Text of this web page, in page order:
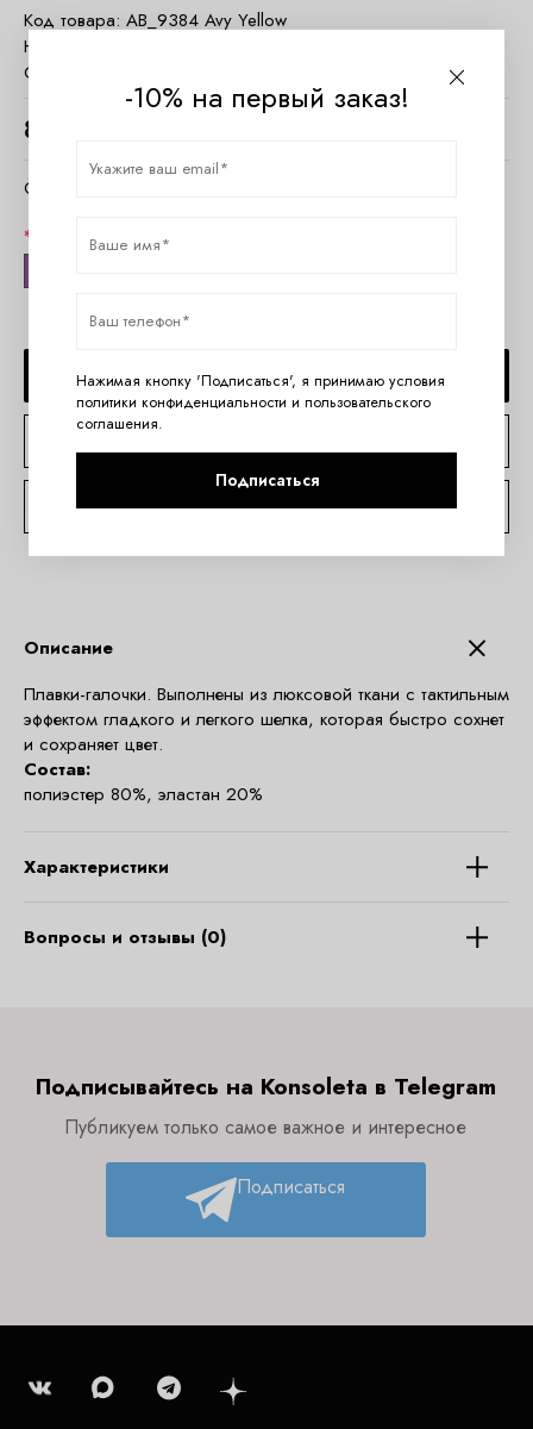
Код товара: AB_9384 Avy Yellow
Наличие:
Страна:
8400
Очистить параметры
ДОБАВИТЬ В КОРЗИНУ
КОНСУЛЬТАЦИЯ ПО TELEGRAM
Описание
Плавки-галочки. Выполнены из люксовой ткани с тактильным
эффектом гладкого и легкого шелка, которая быстро сохнет
и сохраняет цвет.
Состав:
полиэстер 80%, эластан 20%
Характеристики
Вопросы и отзывы (0)
Подписывайтесь на Konsoleta в Telegram
Публикуем только самое важное и интересное
Подписаться
-10% на первый заказ!
Нажимая кнопку 'Подписаться', я принимаю условия
политики конфиденциальности и пользовательского
соглашения.
Подписаться